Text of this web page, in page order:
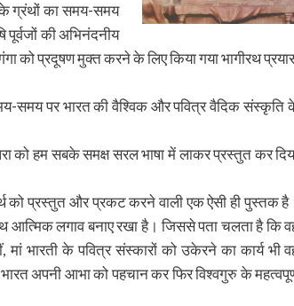
के ग्रंथों का समय-समय
की अभिनंदनीय
को प्रदूषण मुक्त करने के लिए किया गया भागीरथ
समय पर भारत की वैश्विक और पवित्र वैदिक संस्कृति
को हम सबके समक्ष सरल भाषा में लाकर प्रस्तुत कर
को प्रस्तुत और प्रकट करने वाली एक ऐसी ही पुस्तक
आत्मिक लगाव बनाए रखा है। जिससे पता चलता है कि
भारती के पवित्र संस्कारों को उकेरने का कार्य भी
अपनी आभा को पहचान कर फिर विश्वगुरु के